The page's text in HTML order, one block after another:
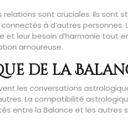
sont cruciales. Ils sont
à d’autres personnes.
et leur besoin d’harmonie tout
amoureuse.
de la
les conversations
La compatibilité
entre la Balance et les autres